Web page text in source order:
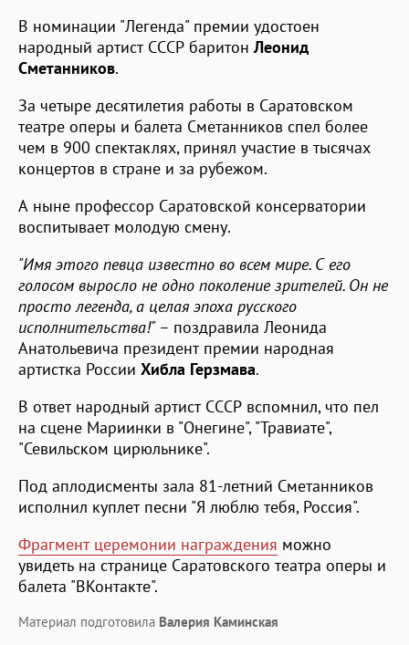
В номинации "Легенда" премии удостоен
народный артист СССР баритонЛеонид
Сметанников.
За четыре десятилетия работы в Саратовском
театре оперы и балета Сметанников спел более
чем в 900 спектаклях, принял участие в тысячах
концертов в стране и за рубежом.
А ныне профессор Саратовской консерватории
воспитывает молодую смену.
"Имя этого певца известно во всем мире. С его
голосом выросло не одно поколение зрителей. Он не
просто легенда, а целая эпоха русского
исполнительства!"– поздравила Леонида
Анатольевича президент премии народная
артистка России Хибла Герзмава.
В ответ народный артист СССР вспомнил, что пел
на сцене Мариинки в "Онегине", "Травиате",
"Севильском цирюльнике".
Под аплодисменты зала 81-летний Сметанников
исполнил куплет песни "Я люблю тебя, Россия".
Фрагмент церемонии награждения можно
увидеть на странице Саратовского театра оперы и
балета "ВКонтакте".
Материал подготовила Валерия Каминская